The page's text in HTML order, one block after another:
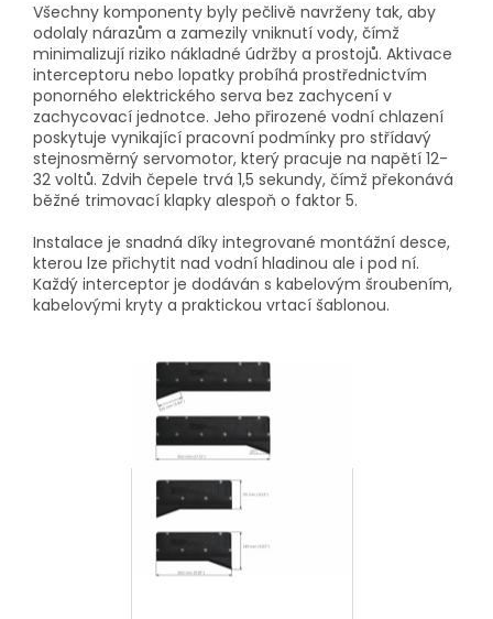
Všechny komponenty byly pečlivě navrženy tak, aby
odolaly nárazům a zamezily vniknutí vody, čímž
minimalizují riziko nákladné údržby a prostojů. Aktivace
interceptoru nebo lopatky probíhá prostřednictvím
ponorného elektrického serva bez zachycení v
zachycovací jednotce. Jeho přirozené vodní chlazení
poskytuje vynikající pracovní podmínky pro střídavý
stejnosměrný servomotor, který pracuje na napětí 12-
32 voltů. Zdvih čepele trvá 1,5 sekundy, čímž překonává
běžné trimovací klapky alespoň o faktor 5.
Instalace je snadná díky integrované montážní desce,
kterou lze přichytit nad vodní hladinou ale i pod ní.
Každý interceptor je dodáván s kabelovým šroubením,
kabelovými kryty a praktickou vrtací šablonou.